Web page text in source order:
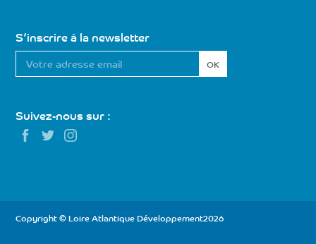
S’inscrire à la newsletter
Votre
adresse
email *
Suivez-nous sur :
Copyright © Loire Atlantique Développement2026